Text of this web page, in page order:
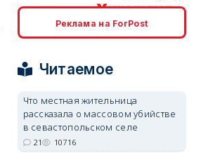
erid: 2SDnjcrDNw6
Реклама на ForPost
Читаемое
Что местная жительница
рассказала о массовом убийстве
в севастопольском селе
21 10716